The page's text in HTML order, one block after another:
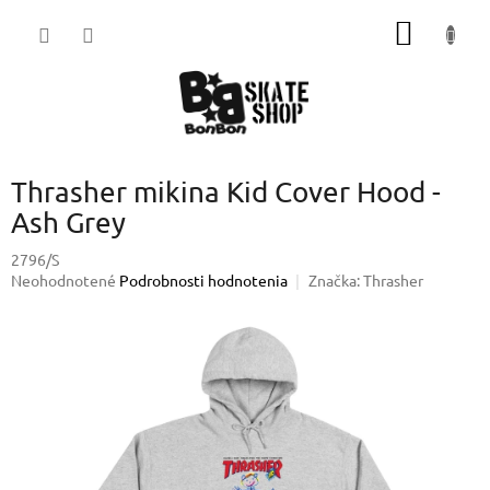
Thrasher mikina Kid Cover Hood -
Ash Grey
2796/S
Priemerné
Neohodnotené Podrobnosti hodnotenia Značka:Thrasher